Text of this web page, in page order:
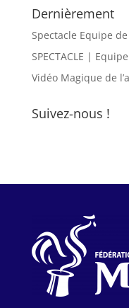
Dernièrement
Spectacle Equipe
SPECTACLE |
Vidéo Magique de
Suivez-nous !